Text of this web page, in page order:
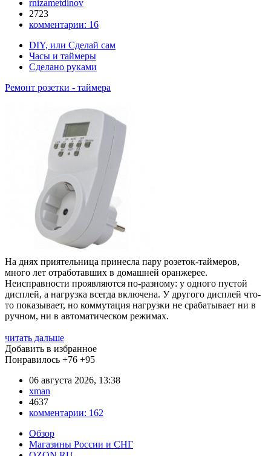
rnizametdinov
2723
комментарии: 16
DIY, или Сделай сам
Часы и таймеры
Сделано руками
Ремонт розетки - таймера
На днях приятельница принесла пару розеток-таймеров,
много лет отработавших в домашней оранжерее.
Неисправности проявляются по-разному: у одного пустой
дисплей, а нагрузка всегда включена. У другого дисплей что-
то показывает, но коммутация нагрузки не срабатывает ни в
ручном, ни в автоматическом режимах.
читать дальше
Добавить в избранное
Понравилось +76 +95
06 августа 2026, 13:38
xman
4637
комментарии: 162
Обзор
Магазины России и СНГ